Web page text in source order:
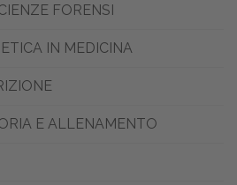
FORENSI
IN MEDICINA
E ALLENAMENTO